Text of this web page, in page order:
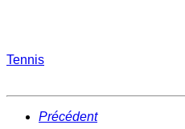
Tennis
Précédent